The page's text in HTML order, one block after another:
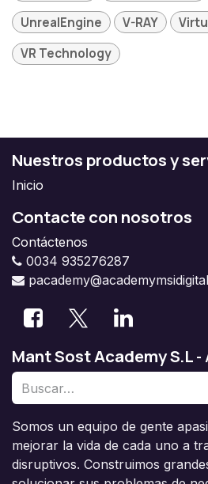
UnrealEngine
V-RAY
VR Technology
Nuestros productos y
Inicio
Contacte con nosotros
Contáctenos
0034 935276287
Mant Sost Academy S.L -
Somos un equipo de gente
mejorar la vida de cada uno a
disruptivos. Construimos